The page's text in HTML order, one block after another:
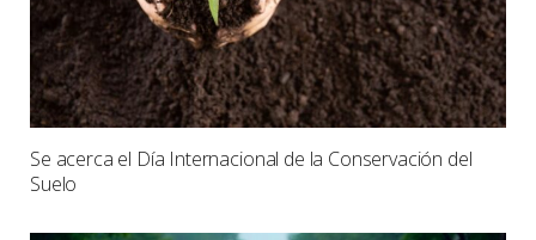
Se acerca el Día Internacional de la Conservación del
Suelo